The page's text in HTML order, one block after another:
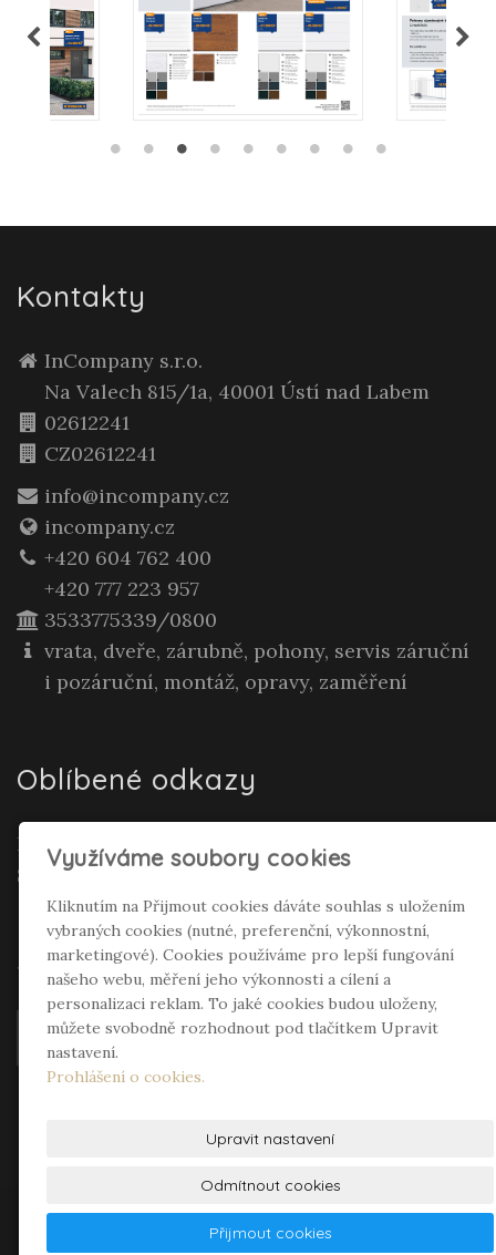
Kontakty
InCompany s.r.o.
Na Valech 815/1a, 40001 Ústí nad Labem
02612241
CZ02612241
info@incompany.cz
incompany.cz
+420 604 762 400
+420 777 223 957
3533775339/0800
vrata, dveře, zárubně, pohony, servis záruční
i pozáruční, montáž, opravy, zaměření
Oblíbené odkazy
Realitní makléř Gepard Renata Polívková
Seifertová
Sociální sítě
InCompany s.r.o. – DVEŘE a VRATA -
Využíváme soubory cookies
Kliknutím na Přijmout cookies dáváte souhlas s uložením
vybraných cookies (nutné, preferenční, výkonnostní,
marketingové). Cookies používáme pro lepší fungování
našeho webu, měření jeho výkonnosti a cílení a
personalizaci reklam. To jaké cookies budou uloženy,
můžete svobodně rozhodnout pod tlačítkem Upravit
nastavení.
Prohlášení o cookies.
Upravit nastavení
Odmítnout cookies
Přijmout cookies